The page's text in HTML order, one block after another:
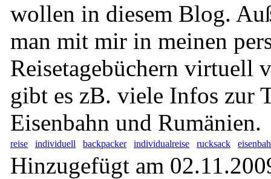
wollen in diesem Blog.
man mit mir in meinen
Reisetagebüchern virtuell
gibt es zB. viele Infos zur
Eisenbahn und Rumänien.
reise individuell backpacker individualreise rucksack
Hinzugefügt am